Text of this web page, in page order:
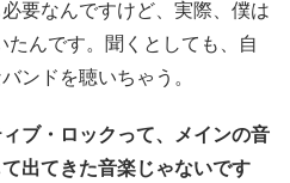
要なんですけど、実際、僕は
んです。聞くとしても、自
ンドを聴いちゃう。
ブ・ロックって、メインの音
出てきた音楽じゃないです